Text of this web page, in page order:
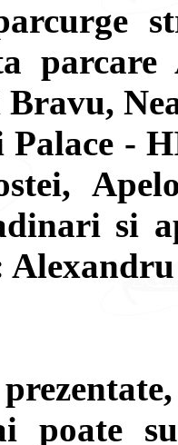
Palace -
si
poate